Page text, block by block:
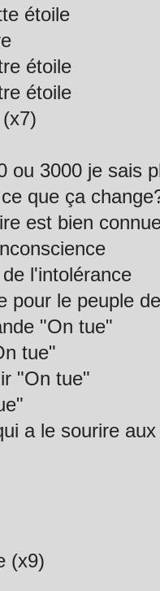
étoile
étoile
étoile
ou 3000 je sais
que ça
est bien
l'intolérance
pour le peuple
"On tue"
tue"
"On tue"
a le sourire
(x9)